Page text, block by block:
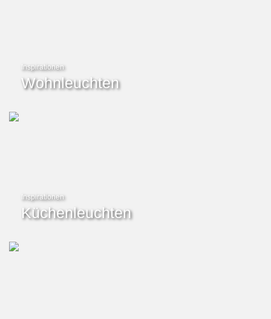
Inspirationen
Wohnleuchten
Inspirationen
Küchenleuchten